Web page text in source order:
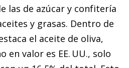
las de azúcar y confitería
y grasas. Dentro de
el aceite de oliva,
en valor es EE. UU., solo